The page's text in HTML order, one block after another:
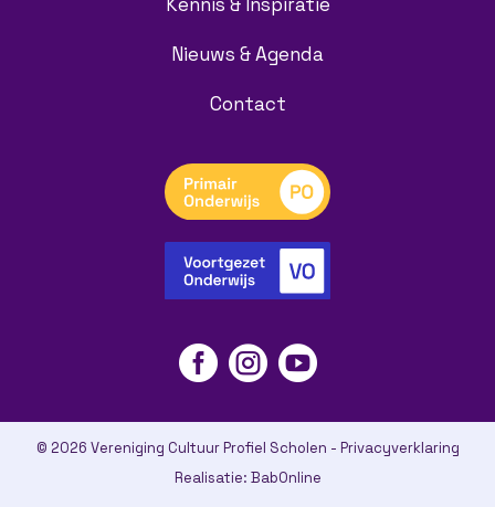
Nieuws & Agenda
Contact
  
© 2026 Vereniging Cultuur Profiel Scholen - Privacyverklaring
Realisatie: BabOnline